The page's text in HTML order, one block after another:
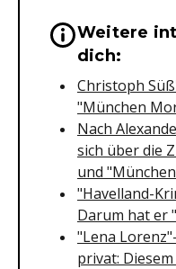
Wichtige
Weitere
dich:
Christoph
"München
Nach
sich über die
und
"Havelland-
Darum hat er
"Lena
privat: